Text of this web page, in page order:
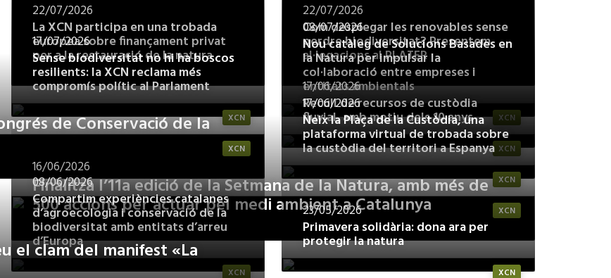
22/07/2026
La XCN participa en una trobada
europea sobre finançament privat
per a la restauració de la natura
22/07/2026
Com desplegar les renovables sense
perdre biodiversitat? Presentem
al·legacions al PLATER
17/07/2026
Sense biodiversitat no hi ha boscos
resilients: la XCN reclama més
compromís polític al Parlament
XCN
08/07/2026
Nou catàleg de Solucions Basades en
la Natura per impulsar la
col·laboració entre empreses i
entitats ambientals
XCN
de Conservació de la
XCN
17/06/2026
Recull de recursos de custòdia
fluvial, amb motiu dels 10 anys
XCN
17/06/2026
Neix la Plaça de la Custòdia, una
plataforma virtual de trobada sobre
la custòdia del territori a Espanya
XCN
16/06/2026
Finalitza l’11a edició de la Setmana de la Natura, amb més de
500 accions per actuar pel medi ambient a Catalunya XCN
08/06/2026
Compartim experiències catalanes
d’agroecologia i conservació de la
biodiversitat amb entitats d’arreu
d’Europa
XCN
el clam del manifest «La
23/05/2026
Primavera solidària: dona ara per
protegir la natura
XCN